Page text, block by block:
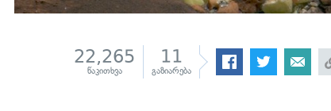
22,265
წაკითხვა
11
გაზიარება